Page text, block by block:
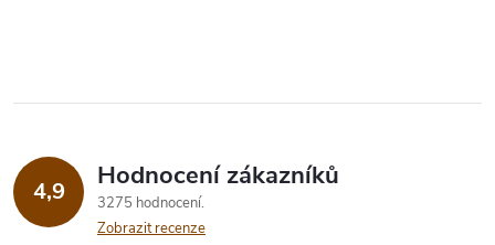
4,9 Hodnocení zákazníků
3275 hodnocení
Zobrazit recenze